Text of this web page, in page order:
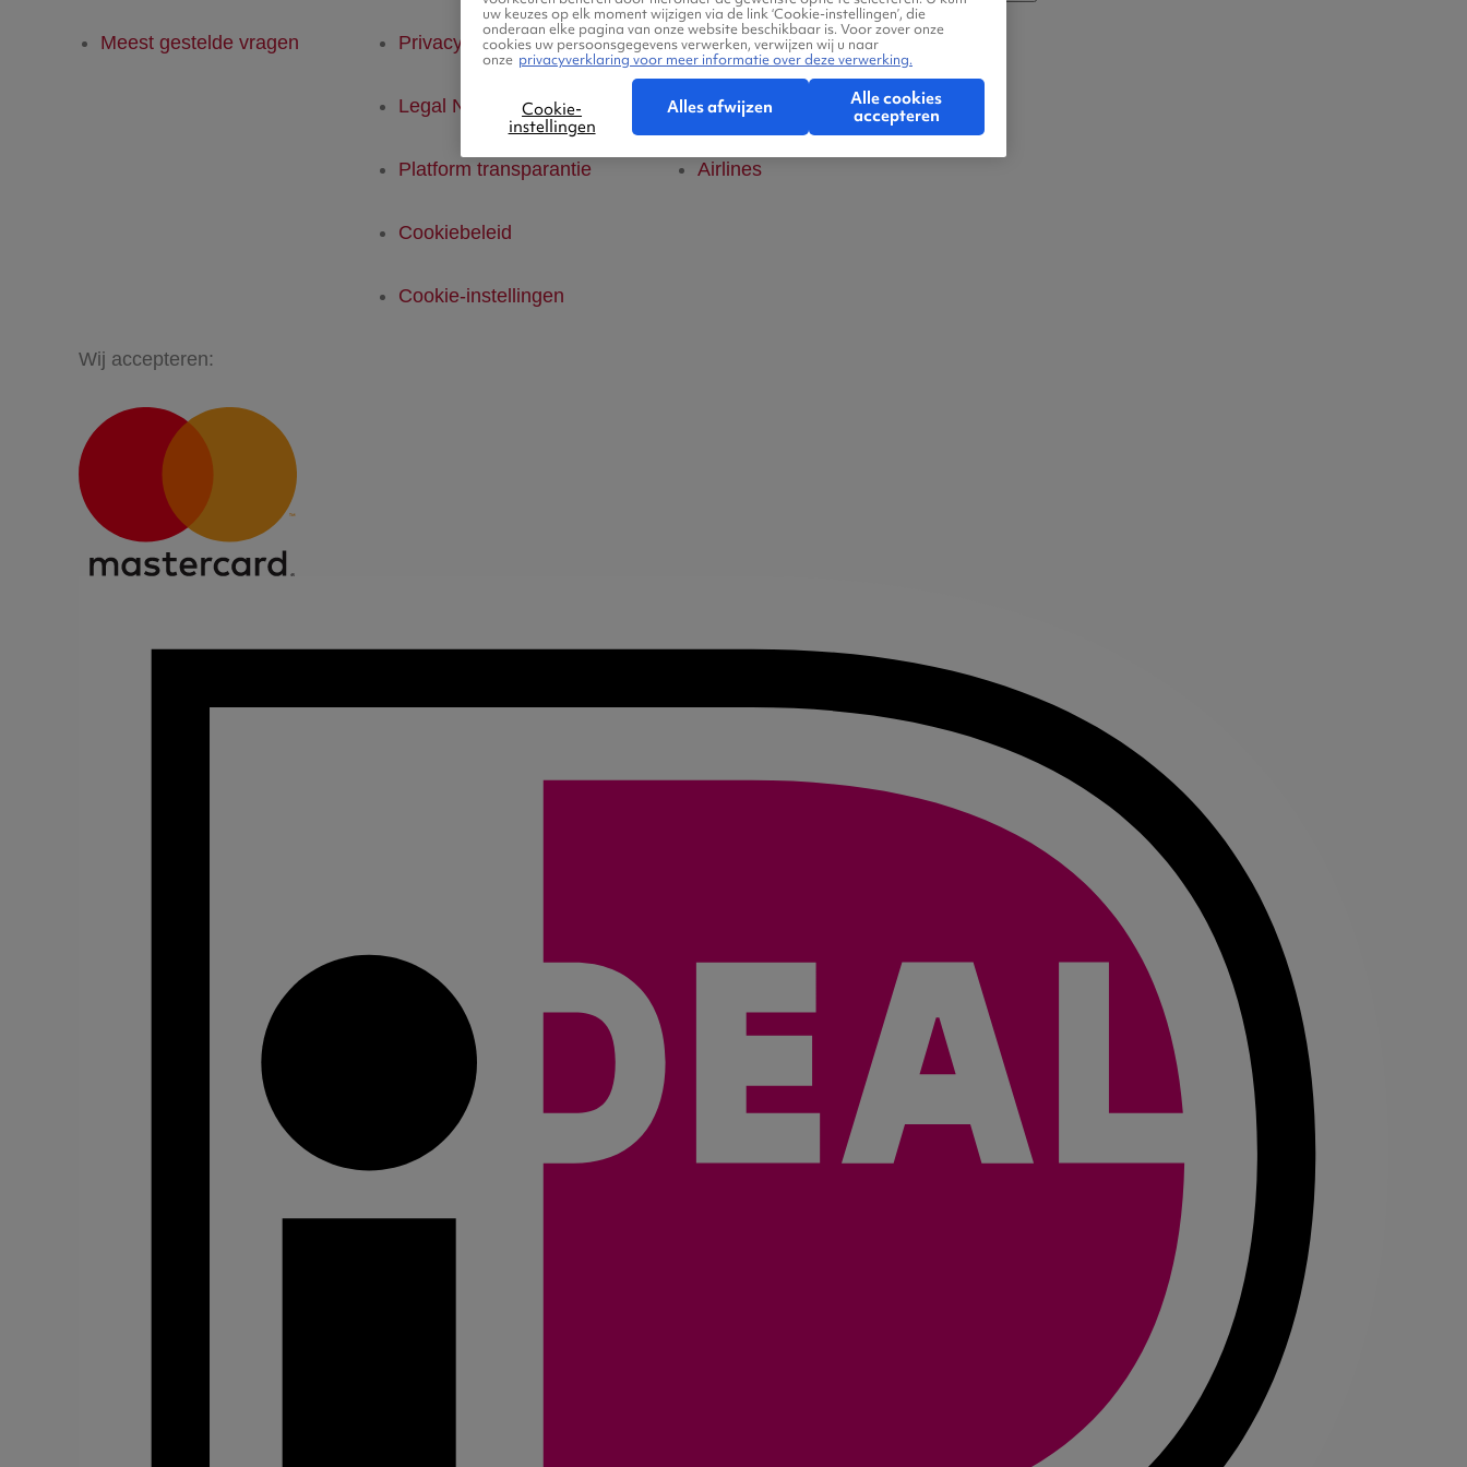
Meest gestelde vragen Privacyverklaring
Legal Notice
Platform transparantie
Cookiebeleid
Cookie-instellingen
Hotels
Vlucht + hotel
Airlines
Wij accepteren:
uw keuzes op elk moment wijzigen via de link ‘Cookie-instellingen’, die
onderaan elke pagina van onze website beschikbaar is. Voor zover onze
cookies uw persoonsgegevens verwerken, verwijzen wij u naar
onze privacyverklaring voor meer informatie over deze verwerking.
Cookie-
instellingen
Alles afwijzen
Alle cookies
accepteren